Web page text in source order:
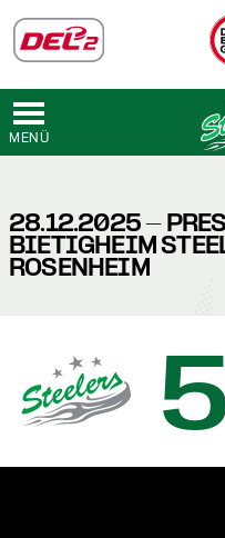
MENÜ
28.12.2025 -
BIETIGHEIM
ROSENHEIM